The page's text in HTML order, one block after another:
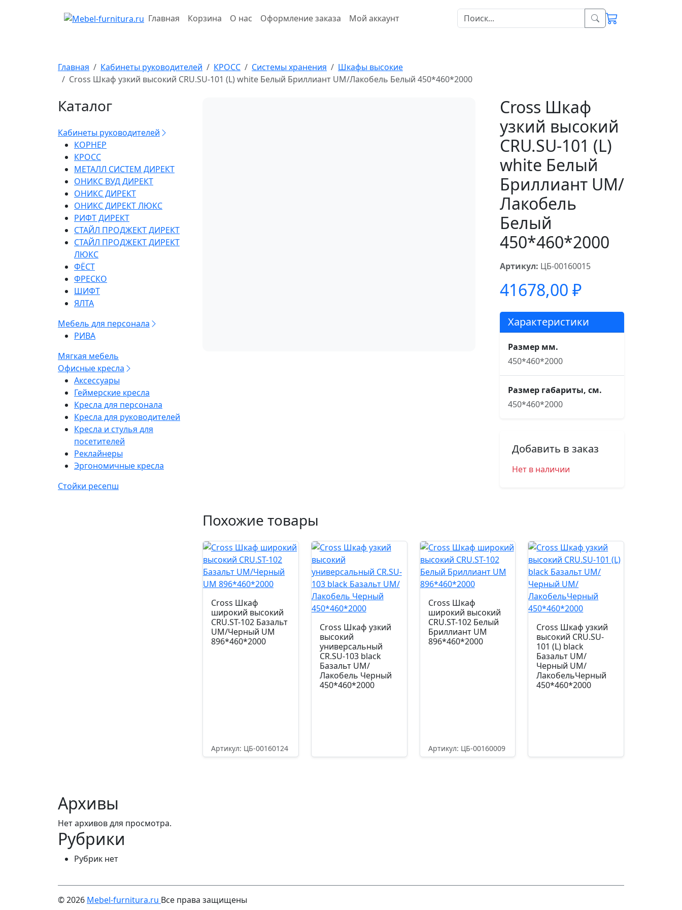
Главная Корзина О нас Оформление заказа Мой аккаунт
Главная Кабинеты руководителей КРОСС Системы хранения
Шкафы высокие
Cross Шкаф узкий высокий CRU.SU-101 (L) white Белый Бриллиант UM/Лакобель Белый 450*460*2000
Каталог
Кабинеты руководителей
КОРНЕР
КРОСС
МЕТАЛЛ СИСТЕМ ДИРЕКТ
ОНИКС ВУД ДИРЕКТ
ОНИКС ДИРЕКТ
ОНИКС ДИРЕКТ ЛЮКС
РИФТ ДИРЕКТ
СТАЙЛ ПРОДЖЕКТ ДИРЕКТ
СТАЙЛ ПРОДЖЕКТ ДИРЕКТ
ЛЮКС
ФЁСТ
ФРЕСКО
ШИФТ
ЯЛТА
Мебель для персонала
РИВА
Мягкая мебель
Офисные кресла
Аксессуары
Геймерские кресла
Кресла для персонала
Кресла для руководителей
Кресла и стулья для
посетителей
Реклайнеры
Эргономичные кресла
Стойки ресепш
Cross Шкаф
узкий высокий
CRU.SU-101 (L)
white Белый
Бриллиант UM/
Лакобель
Белый
450*460*2000
Артикул: ЦБ-00160015
41678,00 ₽
Характеристики
Размер мм.
450*460*2000
Размер габариты, см.
450*460*2000
Добавить в заказ
Нет в наличии
Похожие товары
Cross Шкаф
широкий высокий
CRU.ST-102 Базальт
UM/Черный UM
896*460*2000
Артикул: ЦБ-00160124
Cross Шкаф узкий
высокий
универсальный
CR.SU-103 black
Базальт UM/
Лакобель Черный
450*460*2000
Cross Шкаф
широкий высокий
CRU.ST-102 Белый
Бриллиант UM
896*460*2000
Артикул: ЦБ-00160009
Cross Шкаф узкий
высокий CRU.SU-
101 (L) black
Базальт UM/
Черный UM/
ЛакобельЧерный
450*460*2000
Архивы
Нет архивов для просмотра.
Рубрики
Рубрик нет
© 2026 Mebel-furnitura.ru Все права защищены